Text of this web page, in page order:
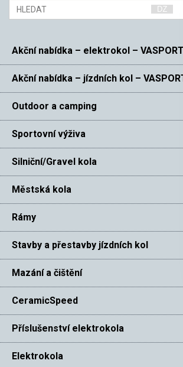
Akční nabídka – elektrokol – VASPORT
Akční nabídka – jízdních kol –
Outdoor a camping
Sportovní výživa
Silniční/Gravel kola
Městská kola
Rámy
Stavby a přestavby jízdních kol
Mazání a čištění
CeramicSpeed
Příslušenství elektrokola
Elektrokola